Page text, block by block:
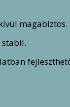
magabiztos.
stabil.